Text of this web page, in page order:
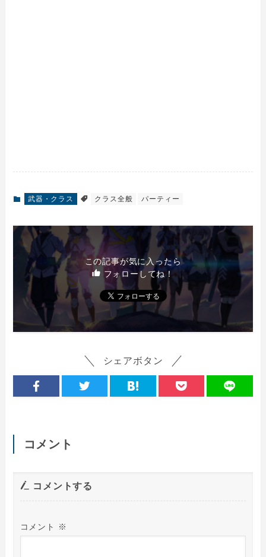
武器・クラス クラス全般 パーティー
この記事が気に入ったら
フォローしてね！
シェアボタン
コメント
コメントする
コメント ※